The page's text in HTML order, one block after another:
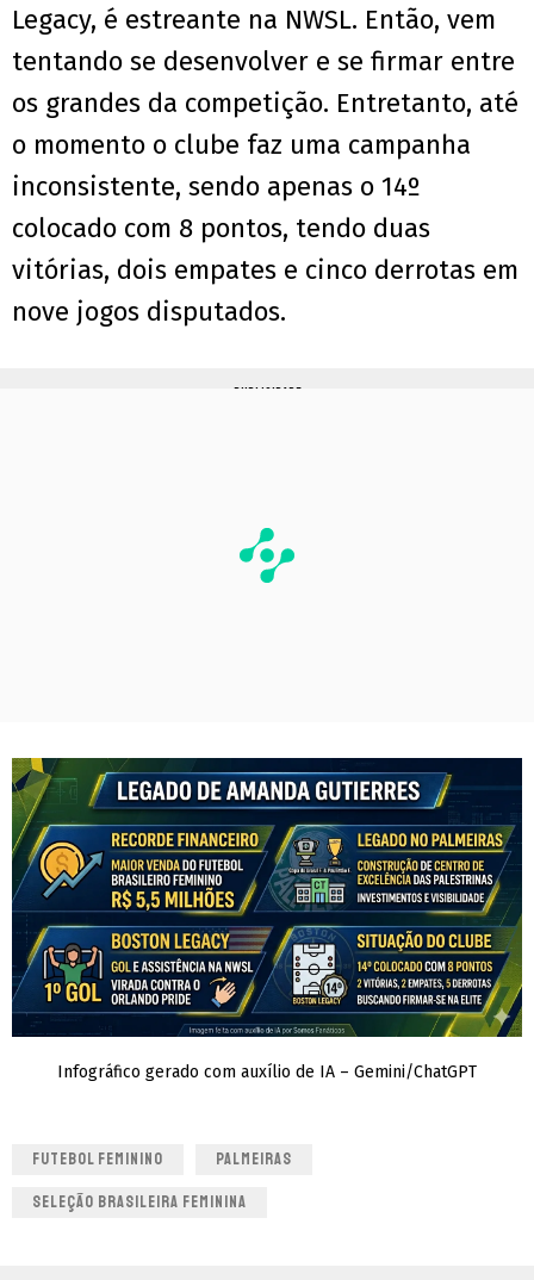
Legacy, é estreante na NWSL. Então, vem
tentando se desenvolver e se firmar entre
os grandes da competição. Entretanto, até
o momento o clube faz uma campanha
inconsistente, sendo apenas o 14º
colocado com 8 pontos, tendo duas
vitórias, dois empates e cinco derrotas em
nove jogos disputados.
PUBLICIDADE
Infográfico gerado com auxílio de IA – Gemini/ChatGPT
FUTEBOL FEMININO PALMEIRAS
SELEÇÃO BRASILEIRA FEMININA